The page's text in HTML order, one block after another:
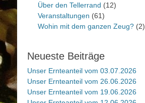
Über den Tellerrand (12)
Veranstaltungen (61)
Wohin mit dem ganzen Zeug? (2)
Neueste Beiträge
Unser Ernteanteil vom 03.07.2026
Unser Ernteanteil vom 26.06.2026
Unser Ernteanteil vom 19.06.2026